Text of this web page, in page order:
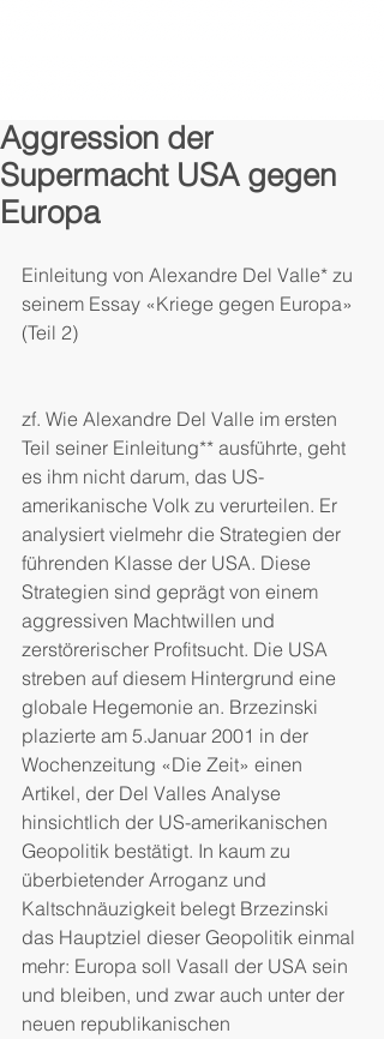
Aggression der
Supermacht USA gegen
Europa
Einleitung von Alexandre Del Valle* zu
seinem Essay «Kriege gegen Europa»
(Teil 2)
zf. Wie Alexandre Del Valle im ersten
Teil seiner Einleitung** ausführte, geht
es ihm nicht darum, das US-
amerikanische Volk zu verurteilen. Er
analysiert vielmehr die Strategien der
führenden Klasse der USA. Diese
Strategien sind geprägt von einem
aggressiven Machtwillen und
zerstörerischer Profitsucht. Die USA
streben auf diesem Hintergrund eine
globale Hegemonie an. Brzezinski
plazierte am 5.Januar 2001 in der
Wochenzeitung «Die Zeit» einen
Artikel, der Del Valles Analyse
hinsichtlich der US-amerikanischen
Geopolitik bestätigt. In kaum zu
überbietender Arroganz und
Kaltschnäuzigkeit belegt Brzezinski
das Hauptziel dieser Geopolitik einmal
mehr: Europa soll Vasall der USA sein
und bleiben, und zwar auch unter der
neuen republikanischen